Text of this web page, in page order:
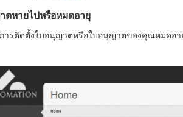
ตหายไปหรือหมดอายุ
ารติดตั้งใบอนุญาตหรือใบอนุญาตของคุณหมดอ